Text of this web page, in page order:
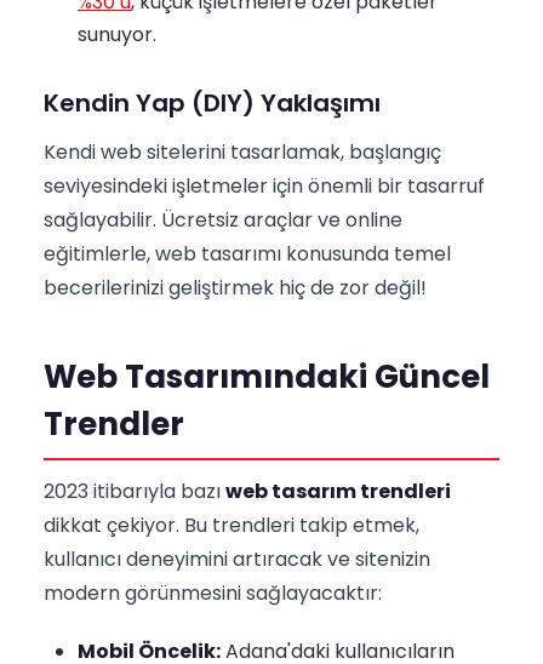
sunuyor.
Kendin Yap (DIY) Yaklaşımı
Kendi web sitelerini tasarlamak, başlangıç
seviyesindeki işletmeler için önemli bir tasarruf
sağlayabilir. Ücretsiz araçlar ve online
eğitimlerle, web tasarımı konusunda temel
becerilerinizi geliştirmek hiç de zor değil!
Web Tasarımındaki Güncel
Trendler
2023 itibarıyla bazıweb tasarım trendleri
dikkat çekiyor. Bu trendleri takip etmek,
kullanıcı deneyimini artıracak ve sitenizin
modern görünmesini sağlayacaktır:
Mobil Öncelik:Adana'daki kullanıcıların